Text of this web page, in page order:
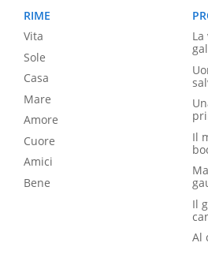
RIME
Vita
Sole
Casa
Mare
Amore
Cuore
Amici
Bene
Il
Il
Al